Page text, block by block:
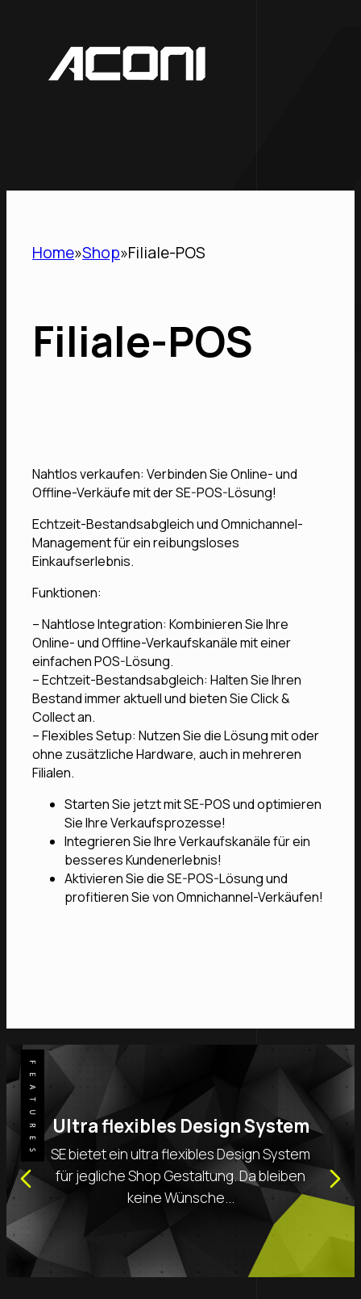
Home Shop Filiale-POS
Filiale-POS
Nahtlos verkaufen: Verbinden Sie Online- und
Offline-Verkäufe mit der SE-POS-Lösung!
Echtzeit-Bestandsabgleich und Omnichannel-
Management für ein reibungsloses
Einkaufserlebnis.
Funktionen:
– Nahtlose Integration: Kombinieren Sie Ihre
Online- und Offline-Verkaufskanäle mit einer
einfachen POS-Lösung.
– Echtzeit-Bestandsabgleich: Halten Sie Ihren
Bestand immer aktuell und bieten Sie Click &
Collect an.
– Flexibles Setup: Nutzen Sie die Lösung mit oder
ohne zusätzliche Hardware, auch in mehreren
Filialen.
Starten Sie jetzt mit SE-POS und optimieren
Sie Ihre Verkaufsprozesse!
Integrieren Sie Ihre Verkaufskanäle für ein
besseres Kundenerlebnis!
Aktivieren Sie die SE-POS-Lösung und
profitieren Sie von Omnichannel-Verkäufen!
Ultra flexibles Design System
SE bietet ein ultra flexibles Design System
für jegliche Shop Gestaltung. Da bleiben
keine Wünsche...